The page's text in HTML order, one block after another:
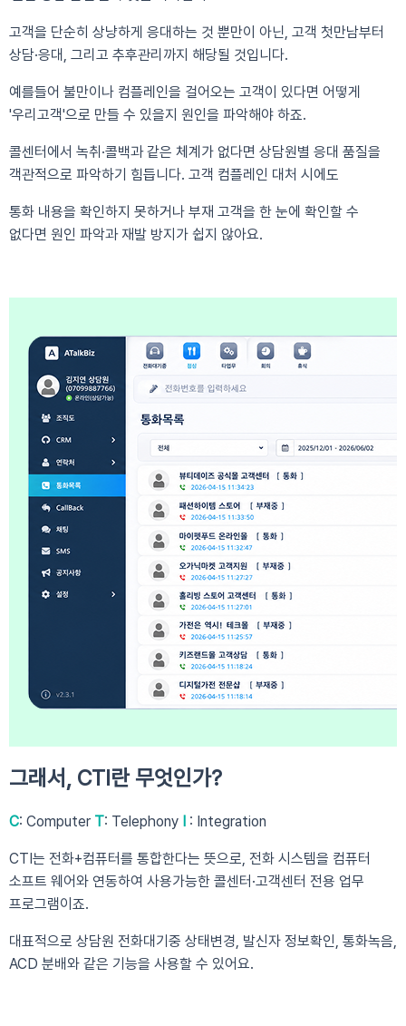
고객을 단순히 상냥하게 응대하는 것 뿐만이 아닌, 고객 첫만남부터
상담·응대, 그리고 추후관리까지 해당될 것입니다.
예를들어 불만이나 컴플레인을 걸어오는 고객이 있다면 어떻게
'우리고객'으로 만들 수 있을지 원인을 파악해야 하죠.
콜센터에서 녹취 ·콜백과 같은 체계가 없다면 상담원별 응대 품질을
객관적으로 파악하기 힘듭니다. 고객 컴플레인 대처 시에도
통화 내용을 확인하지 못하거나 부재 고객을 한 눈에 확인할 수
없다면 원인 파악과 재발 방지가 쉽지 않아요.
그래서, CTI란 무엇인가?
C: Computer T: Telephony I : Integration
​CTI는 전화+컴퓨터를 통합한다는 뜻으로, 전화 시스템을 컴퓨터
소프트 웨어와 연동하여 사용가능한 콜센터 ·고객센터 전용 업무
프로그램이죠.
대표적으로 상담원 전화대기중 상태변경, 발신자 정보확인, 통화녹음,
ACD 분배와 같은 기능을 사용할 수 있어요.